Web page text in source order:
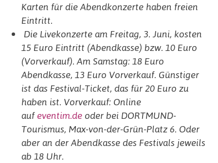
Karten für die Abendkonzerte haben freien
Eintritt.
Die Livekonzerte am Freitag, 3. Juni, kosten
15 Euro Eintritt (Abendkasse) bzw. 10 Euro
(Vorverkauf). Am Samstag: 18 Euro
Abendkasse, 13 Euro Vorverkauf. Günstiger
ist das Festival-Ticket, das für 20 Euro zu
haben ist. Vorverkauf: Online
auf eventim.de oder bei DORTMUND-
Tourismus, Max-von-der-Grün-Platz 6. Oder
aber an der Abendkasse des Festivals jeweils
ab 18 Uhr.